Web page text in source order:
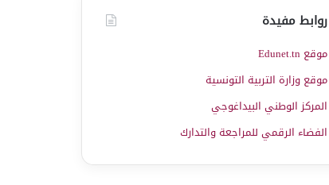
روابط مفيدة
موقع Edunet.tn
موقع وزارة التربية التونسية
المركز الوطني البيداغوجي
الفضاء الرقمي للمراجعة والتدارك